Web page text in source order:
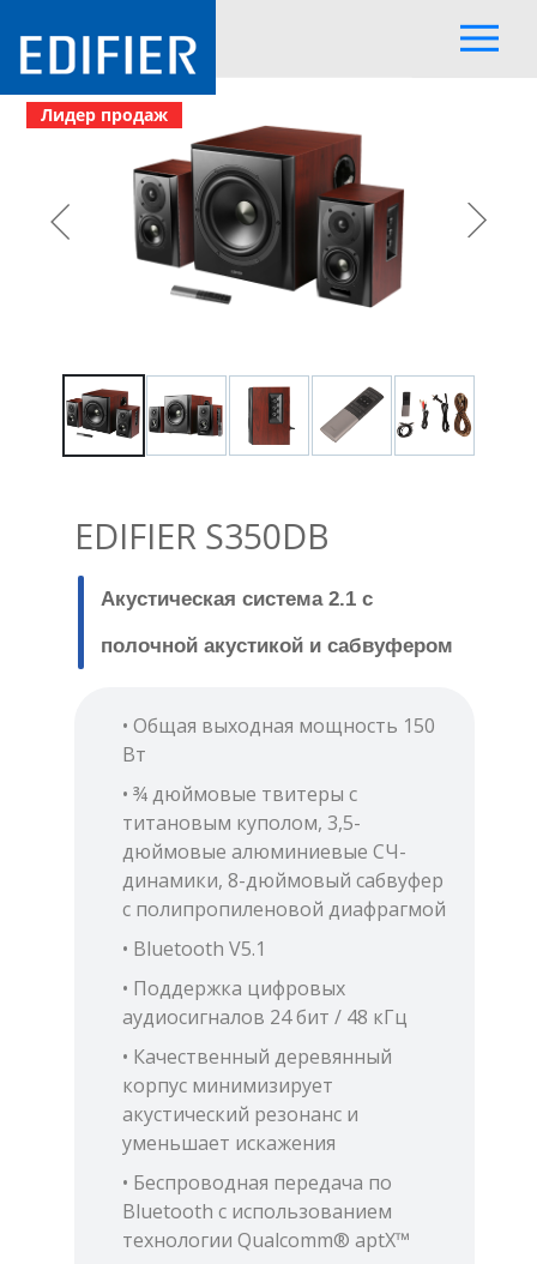
Лидер продаж
EDIFIER S350DB
Акустическая система 2.1с
полочной акустикой и сабвуфером
• Общая выходная мощность 150
Вт
• ¾ дюймовые твитеры с
титановым куполом, 3,5-
дюймовые алюминиевые СЧ-
динамики, 8-дюймовый сабвуфер
с полипропиленовой диафрагмой
• Bluetooth V5.1
• Поддержка цифровых
аудиосигналов 24 бит / 48 кГц
• Качественный деревянный
корпус минимизирует
акустический резонанс и
уменьшает искажения
• Беспроводная передача по
Bluetooth с использованием
технологии Qualcomm® aptX™